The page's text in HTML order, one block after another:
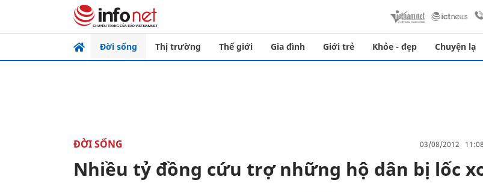
Đời sống Thị trường Thế giới Gia đình Giới trẻ Khỏe - đẹp Chuyện lạ
ĐỜI SỐNG 03/08/2012
Nhiều tỷ đồng cứu trợ những hộ dân bị lốc